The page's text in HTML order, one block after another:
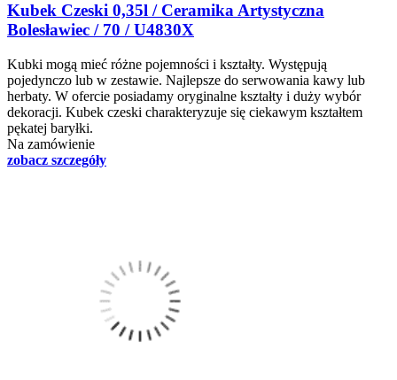
Kubek Czeski 0,35l / Ceramika Artystyczna
Bolesławiec / 70 / U4830X
Kubki mogą mieć różne pojemności i kształty. Występują
pojedynczo lub w zestawie. Najlepsze do serwowania kawy lub
herbaty. W ofercie posiadamy oryginalne kształty i duży wybór
dekoracji. Kubek czeski charakteryzuje się ciekawym kształtem
pękatej baryłki.
Na zamówienie
zobacz szczegóły